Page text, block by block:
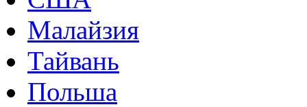
Малайзия
Тайвань
Польша